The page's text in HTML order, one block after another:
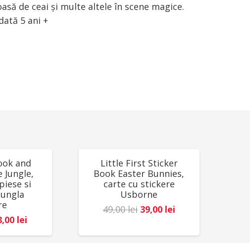
de ceai și multe altele în scene magice.
5 ani +
and
Jungle,
si
lei
curent
REDUCERI!
Little First Sticker
Book Easter Bunnies,
carte cu stickere
Usborne
49,00lei Prețul
a
39,00 leiPrețul
este: